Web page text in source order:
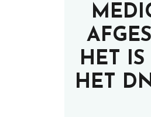
HET
HET